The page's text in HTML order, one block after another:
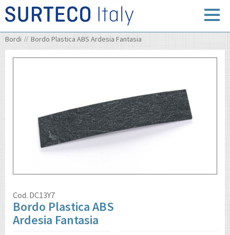
Bordi Bordo Plastica ABS Ardesia Fantasia
Cod. DC13Y7
Bordo Plastica ABS
Ardesia Fantasia